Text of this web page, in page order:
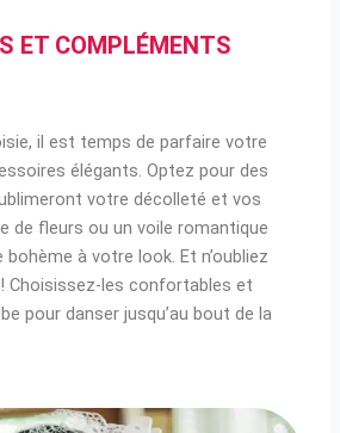
ET COMPLÉMENTS
il est temps de parfaire votre
élégants. Optez pour des
votre décolleté et vos
de fleurs ou un voile romantique
à votre look. Et n’oubliez
Choisissez-les confortables et
pour danser jusqu’au bout de la